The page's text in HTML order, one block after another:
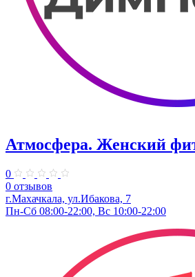
Атмосфера. Женский
0
0 отзывов
г.Махачкала, ​ул.Ибакова, 7
Пн-Сб 08:00-22:00, Вс 10:00-22:00